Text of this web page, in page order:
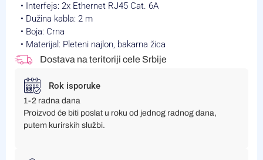
• Interfejs: 2x Ethernet RJ45 Cat. 6A
• Dužina kabla: 2 m
• Boja: Crna
• Materijal: Pleteni najlon, bakarna žica
Dostava na teritoriji cele Srbije
Rok isporuke
1-2 radna dana
Proizvod će biti poslat u roku od jednog radnog dana,
putem kurirskih službi.